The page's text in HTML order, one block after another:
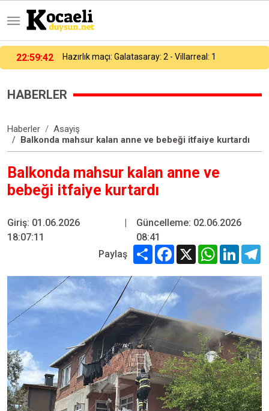
23:00:17 Galatasaray, hazırlık maçında Villarreal’e 2-1 yenildi
HABERLER
Haberler
Asayiş
Balkonda mahsur kalan anne ve bebeği itfaiye kurtardı
Balkonda mahsur kalan anne ve
bebeği itfaiye kurtardı
Giriş: 01.06.2026
18:07:11
|
Güncelleme: 02.06.2026
08:41
Paylaş
Share Facebook
X WhatsApp